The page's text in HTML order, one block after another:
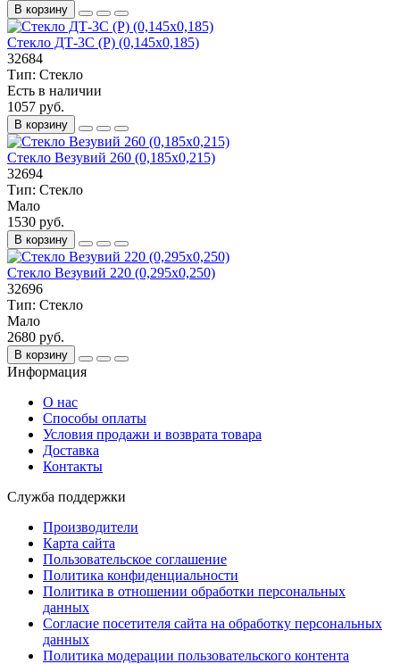
В корзину
Стекло ДТ-3С (Р) (0,145х0,185)
32684
Тип: Стекло
Есть в наличии
1057 руб.
В корзину
Стекло Везувий 260 (0,185х0,215)
32694
Тип: Стекло
Мало
1530 руб.
В корзину
Стекло Везувий 220 (0,295х0,250)
32696
Тип: Стекло
Мало
2680 руб.
В корзину
Информация
О нас
Способы оплаты
Условия продажи и возврата товара
Доставка
Контакты
Служба поддержки
Производители
Карта сайта
Пользовательское соглашение
Политика конфиденциальности
Политика в отношении обработки персональных
данных
Согласие посетителя сайта на обработку персональных
данных
Политика модерации пользовательского контента